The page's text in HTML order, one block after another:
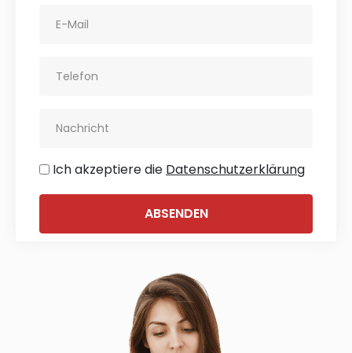
Ich akzeptiere die Datenschutzerklärung